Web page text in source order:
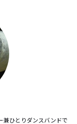
兼ひとりダンスバンドで